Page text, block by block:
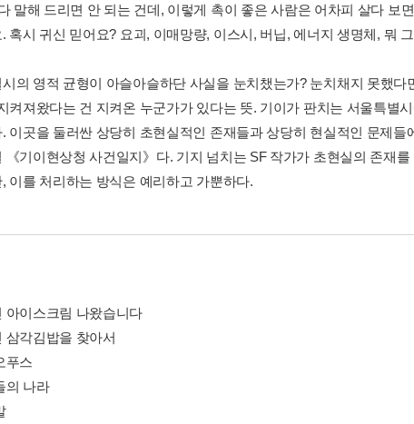
말해 드리면 안 되는 건데, 이렇게 촉이 좋은 사람은 어차피 살다 보
혹시 귀신 믿어요? 요괴, 이매망량, 이스시, 버닙, 에너지 생명체, 뭐
의 영적 균형이 아슬아슬하단 사실을 눈치챘는가? 눈치채지 못했
켜져왔다는 건 지켜온 누군가가 있다는 뜻. 기이가 판치는 서울특별
이곳을 둘러싼 상당히 초현실적인 존재들과 상당히 현실적인 문제
《기이현상청 사건일지》다. 기지 넘치는 SF 작가가 초현실의 존재
이를 처리하는 방식은 예리하고 가뿐하다.
아이스크림 나왔습니다
삼각김밥을 찾아서
푸스
의 나라